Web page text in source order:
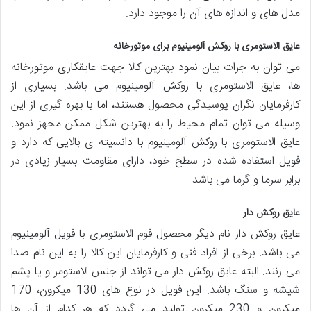
مدل های و اندازه های آن را موجود دارد.
عایق الاستومری با روکش آلومینیوم برای موتورخانه
می توان به جرات بیان نمود بهترین کالا جهت عایقکاری موتورخانه
ها، عایق الاستومری با روکش آلومینیوم می باشد. بسیاری از
کارفرمایان نگران پوسیدگی محصول هستند، اما با بهره گیری از این
وسیله می توان تمام محیط را به بهترین شکل ممکن مجهز نمود.
عایق الاستومری با روکش آلومینیوم با دانسیته ی بالایی که دارد و
فویل استفاده شده در سطح خود، دارای مقاومت بسیار زیادی در
برابر سرما و گرما می باشد.
عایق روکش دار
عایق روکش دار نام دیگر محصول فوم الاستومری با فویل آلومینیوم
می باشد. برخی از افراد فنی و کارفرمایان این کالا را به این نام صدا
می زنند. البته عایق روکش دار می تواند از جنس الاستومر و یا پشم
شیشه و سنگ باشد. این فویل در نوع های 130 میکرون، 170